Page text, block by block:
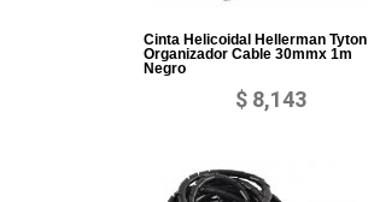
Cinta Helicoidal Hellerman Tyton
Organizador Cable 30mmx 1m
Negro
$ 8,143